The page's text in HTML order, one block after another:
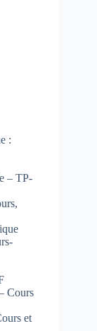
:
– TP-
Cours
et